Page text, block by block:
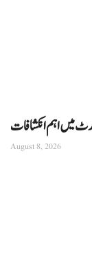
میں اہم انکشافات
August 8, 2026